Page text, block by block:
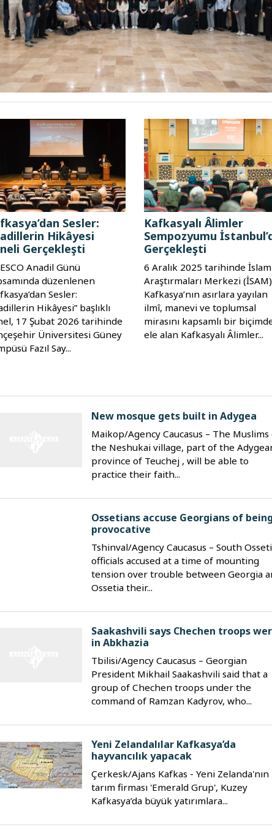
Sesler:
Hikâyesi
Gerçekleşti
Anadil Günü
düzenlenen
Sesler:
Hikâyesi” başlıklı
17 Şubat 2026 tarihinde
Üniversitesi Güney
Fazıl Say...
Kafkasyalı Âlimler
Sempozyumu
Gerçekleşti
6 Aralık 2025 tarihinde İslam
Araştırmaları Merkezi
Kafkasya’nın asırlara yayılan
ilmî, manevi ve toplumsal
mirasını kapsamlı bir
ele alan Kafkasyalı Âlimler...
New mosque gets built in Adygea
Maikop/Agency Caucasus – The Muslims
the Neshukai village, part of the
province of Teuchej , will be able to
practice their faith...
Ossetians accuse Georgians of being
provocative
Tshinval/Agency Caucasus – South
officials accused at a time of mounting
tension over trouble between Georgia
Ossetia their...
Saakashvili says Chechen troops
in Abkhazia
Tbilisi/Agency Caucasus – Georgian
President Mikhail Saakashvili said that a
group of Chechen troops under the
command of Ramzan Kadyrov, who...
Yeni Zelandalılar Kafkasya’da
hayvancılık yapacak
Çerkesk/Ajans Kafkas - Yeni Zelanda'nın
tarım firması 'Emerald Grup', Kuzey
Kafkasya’da büyük yatırımlara...